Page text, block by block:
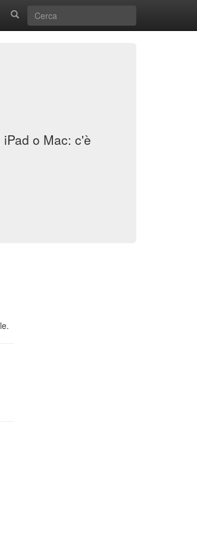
o Mac: c'è